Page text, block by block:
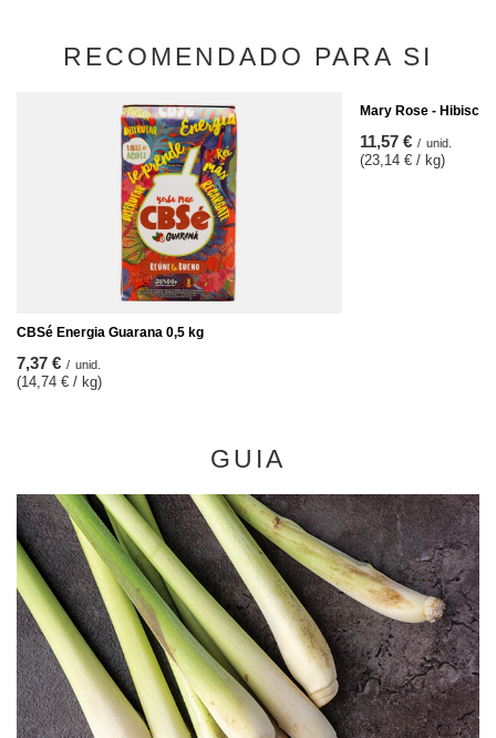
RECOMENDADO PARA SI
CBSé Energia Guarana 0,5 kg
7,37 € / unid.
(14,74 € / kg)
Mary Rose -
11,57 € / unid.
(23,14 € / kg)
GUIA